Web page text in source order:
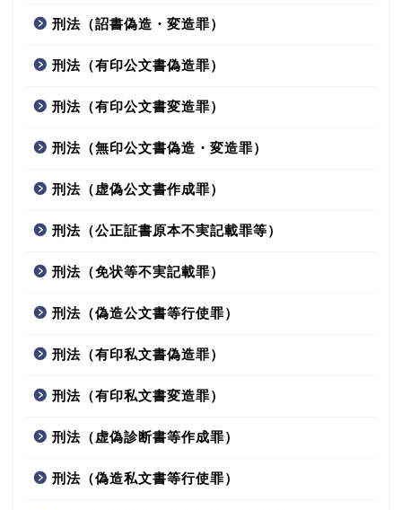
刑法（詔書偽造・変造罪）
刑法（有印公文書偽造罪）
刑法（有印公文書変造罪）
刑法（無印公文書偽造・変造罪）
刑法（虚偽公文書作成罪）
刑法（公正証書原本不実記載罪等）
刑法（免状等不実記載罪）
刑法（偽造公文書等行使罪）
刑法（有印私文書偽造罪）
刑法（有印私文書変造罪）
刑法（虚偽診断書等作成罪）
刑法（偽造私文書等行使罪）